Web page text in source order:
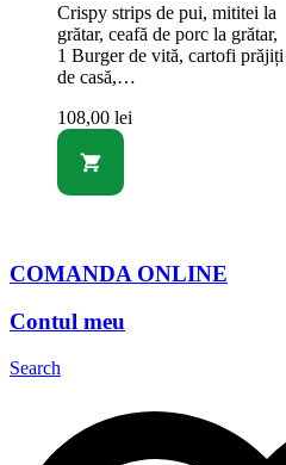
Crispy strips de pui, mititei la
grătar, ceafă de porc la grătar,
1 Burger de vită, cartofi prăjiți
de casă,…
108,00 lei
COMANDA ONLINE
Contul meu
Search